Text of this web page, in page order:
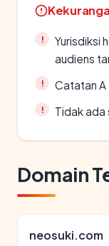
Yurisdiksi
audiens
Catatan
Tidak
Domain
neosuki.com